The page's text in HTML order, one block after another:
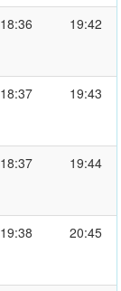
18:36 19:42
18:37 19:43
18:37 19:44
19:38 20:45